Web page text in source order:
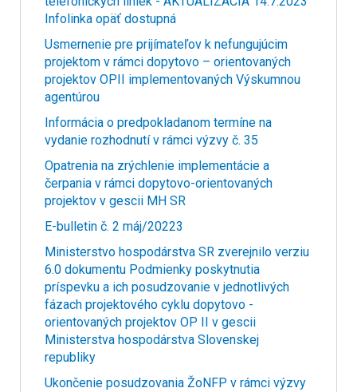
Infolinka opäť dostupná
Usmernenie pre prijímateľov k nefungujúcim
projektom v rámci dopytovo – orientovaných
projektov OPII implementovaných Výskumnou
agentúrou
Informácia o predpokladanom termíne na
vydanie rozhodnutí v rámci výzvy č. 35
Opatrenia na zrýchlenie implementácie a
čerpania v rámci dopytovo-orientovaných
projektov v gescii MH SR
E-bulletin č. 2 máj/20223
Ministerstvo hospodárstva SR zverejnilo verziu
6.0 dokumentu Podmienky poskytnutia
príspevku a ich posudzovanie v jednotlivých
fázach projektového cyklu dopytovo -
orientovaných projektov OP II v gescii
Ministerstva hospodárstva Slovenskej
republiky
Ukončenie posudzovania ŽoNFP v rámci výzvy